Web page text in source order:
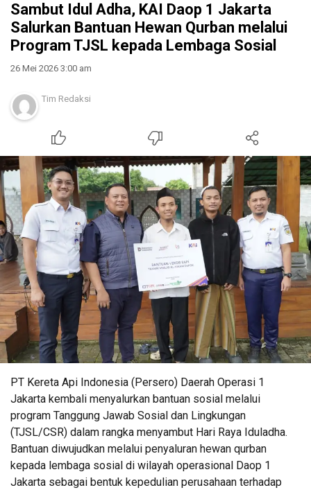
Sambut Idul Adha, KAI Daop 1 Jakarta
Salurkan Bantuan Hewan Qurban melalui
Program TJSL kepada Lembaga Sosial
26 Mei 2026 3:00 am
Tim Redaksi
PT Kereta Api Indonesia (Persero) Daerah Operasi 1
Jakarta kembali menyalurkan bantuan sosial melalui
program Tanggung Jawab Sosial dan Lingkungan
(TJSL/CSR) dalam rangka menyambut Hari Raya Iduladha.
Bantuan diwujudkan melalui penyaluran hewan qurban
kepada lembaga sosial di wilayah operasional Daop 1
Jakarta sebagai bentuk kepedulian perusahaan terhadap